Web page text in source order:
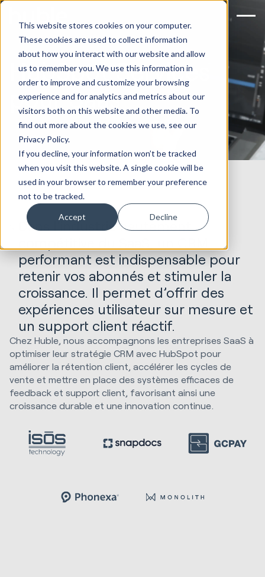
This website stores cookies on your computer.
These cookies are used to collect information
about how you interact with our website and allow
us to remember you. We use this information in
order to improve and customize your browsing
experience and for analytics and metrics about our
visitors both on this website and other media. To
find out more about the cookies we use, see our
Privacy Policy.
If you decline, your information won’t be tracked
when you visit this website. A single cookie will be
used in your browser to remember your preference
not to be tracked.
Accept Decline
HubSpot Services
pour Saas
Dans l'industrie hautement
performant est indispensable pour
retenir vos abonnés et stimuler la
croissance. Il permet d’offrir des
expériences utilisateur sur mesure et
un support client réactif.
Chez Huble, nous accompagnons les entreprises SaaS à
optimiser leur stratégie CRM avec HubSpot pour
améliorer la rétention client, accélérer les cycles de
vente et mettre en place des systèmes efficaces de
feedback et support client, favorisant ainsi une
croissance durable et une innovation continue.